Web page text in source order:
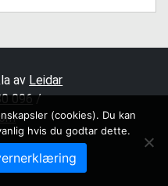
av Leidar
096/ ­
(cookies). Du kan
hvis du godtar dette.